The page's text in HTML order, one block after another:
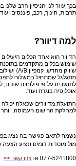
בכך עוזר לנו הניסיון הרב
תרבות, חינוך, רכב, פיננסים
למה דיוור?
הדיוור הוא אחד הכלים
שימוש בכלים מתקדמים בתוכנת
שיווק מחדש, קמפיין A/B
)
מתגלגל שמתחיל במשלוח
לתושבים על פי פילוחים
אוכלוסיה בוגרת ועוד.
התועלת מדיוורים שכאלה
למחלקת הרישום העמוסה, יותר
נשמח לתאם פגישה בה נציג
מול מוסדות דומים ונציע הצעה
077-5241800 או צרו קשר >>